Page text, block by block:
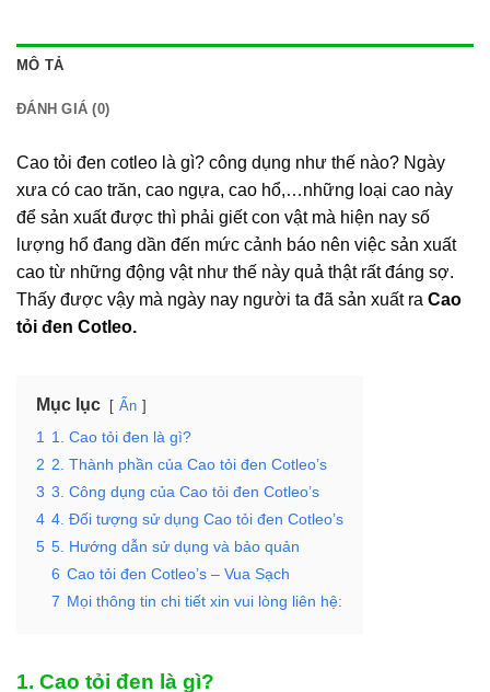
MÔ TẢ
ĐÁNH GIÁ (0)
Cao tỏi đen cotleo là gì? công dụng như thế nào? Ngày
xưa có cao trăn, cao ngựa, cao hổ,…những loại cao này
để sản xuất được thì phải giết con vật mà hiện nay số
lượng hổ đang dần đến mức cảnh báo nên việc sản xuất
cao từ những động vật như thế này quả thật rất đáng sợ.
Thấy được vậy mà ngày nay người ta đã sản xuất ra Cao
tỏi đen Cotleo.
Mục lục Ẩn
1
1. Cao tỏi đen là gì?
2 2. Thành phần của Cao tỏi đen Cotleo’s
3 3. Công dụng của Cao tỏi đen Cotleo’s
4 4. Đối tượng sử dụng Cao tỏi đen Cotleo’s
5 5. Hướng dẫn sử dụng và bảo quản
6 Cao tỏi đen Cotleo’s – Vua Sạch
7 Mọi thông tin chi tiết xin vui lòng liên hệ:
1. Cao tỏi đen là gì?